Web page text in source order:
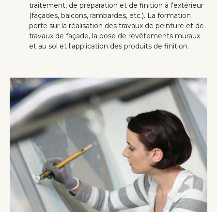
traitement, de préparation et de finition à l'extérieur
(façades, balcons, rambardes, etc.). La formation
porte sur la réalisation des travaux de peinture et de
travaux de façade, la pose de revêtements muraux
et au sol et l'application des produits de finition.